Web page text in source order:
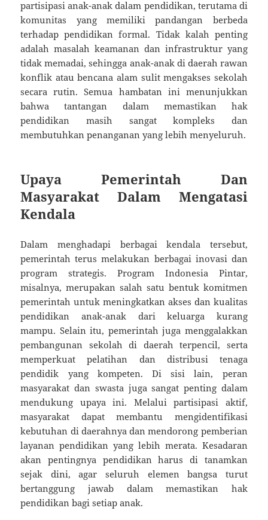
partisipasi anak-anak dalam pendidikan, terutama di
komunitas yang memiliki pandangan berbeda
terhadap pendidikan formal. Tidak kalah penting
adalah masalah keamanan dan infrastruktur yang
tidak memadai, sehingga anak-anak di daerah rawan
konflik atau bencana alam sulit mengakses sekolah
secara rutin. Semua hambatan ini menunjukkan
bahwa tantangan dalam memastikan hak
pendidikan masih sangat kompleks dan
membutuhkan penanganan yang lebih menyeluruh.
Upaya Pemerintah Dan
Masyarakat Dalam Mengatasi
Kendala
Dalam menghadapi berbagai kendala tersebut,
pemerintah terus melakukan berbagai inovasi dan
program strategis. Program Indonesia Pintar,
misalnya, merupakan salah satu bentuk komitmen
pemerintah untuk meningkatkan akses dan kualitas
pendidikan anak-anak dari keluarga kurang
mampu. Selain itu, pemerintah juga menggalakkan
pembangunan sekolah di daerah terpencil, serta
memperkuat pelatihan dan distribusi tenaga
pendidik yang kompeten. Di sisi lain, peran
masyarakat dan swasta juga sangat penting dalam
mendukung upaya ini. Melalui partisipasi aktif,
masyarakat dapat membantu mengidentifikasi
kebutuhan di daerahnya dan mendorong pemberian
layanan pendidikan yang lebih merata. Kesadaran
akan pentingnya pendidikan harus di tanamkan
sejak dini, agar seluruh elemen bangsa turut
bertanggung jawab dalam memastikan hak
pendidikan bagi setiap anak.